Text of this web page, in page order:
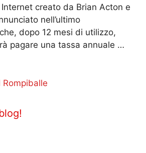
creato da Brian Acton e
nell’ultimo
dopo 12 mesi di utilizzo,
pagare una tassa annuale …
Rompiballe